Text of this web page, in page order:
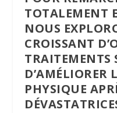
TOTALEMENT
NOUS
CROISSANT
TRAITEMENTS
D’AMÉLIORER
PHYSIQUE